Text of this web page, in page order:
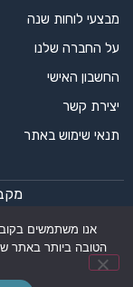
מבצעי לוחות שנה
על החברה שלנו
החשבון האישי
יצירת קשר
תנאי שימוש באתר
© 2024 כל הזכויות שמורות – דפוס אופק רחב | עיצוב ופיתוח:
הטובה ביותר באתר